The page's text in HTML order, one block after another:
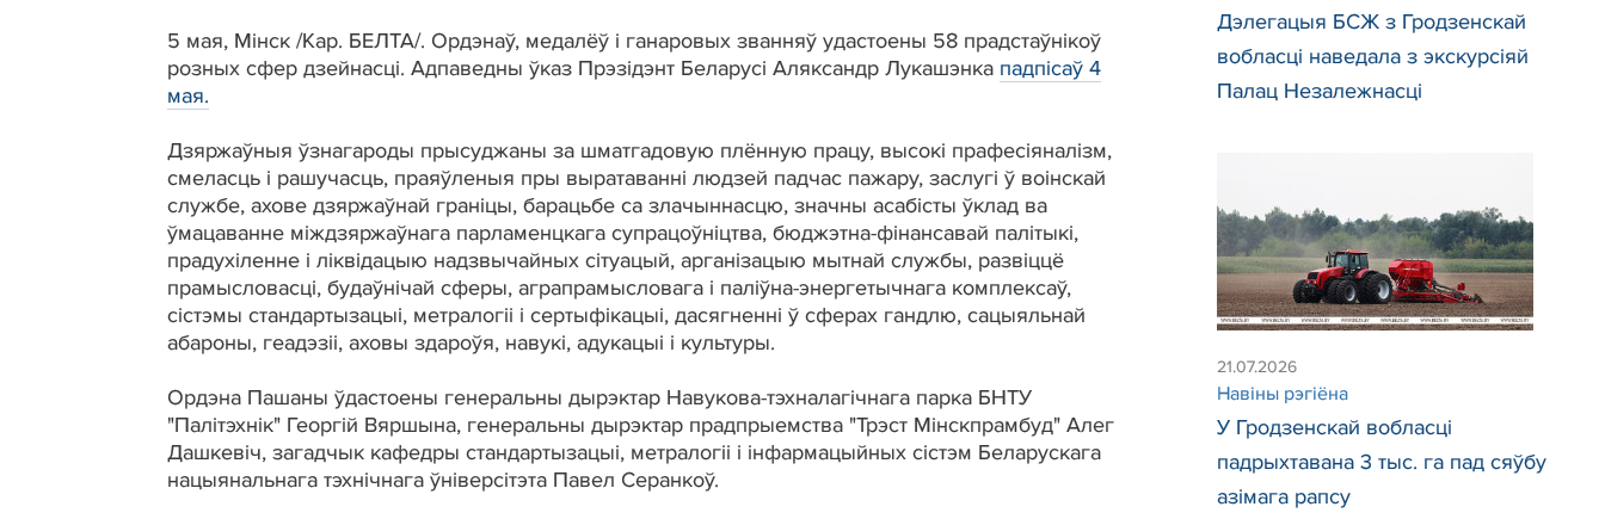
5 мая, Мінск /Кар. БЕЛТА/. Ордэнаў, медалёў і ганаровых званняў удастоены 58 прадстаўнікоў
розных сфер дзейнасці. Адпаведны ўказ Прэзідэнт Беларусі Аляксандр Лукашэнка падпісаў 4
мая.
Дзяржаўныя ўзнагароды прысуджаны за шматгадовую плённую працу, высокі прафесіяналізм,
смеласць і рашучасць, праяўленыя пры выратаванні людзей падчас пажару, заслугі ў воінскай
службе, ахове дзяржаўнай граніцы, барацьбе са злачыннасцю, значны асабісты ўклад ва
ўмацаванне міждзяржаўнага парламенцкага супрацоўніцтва, бюджэтна-фінансавай палітыкі,
прадухіленне і ліквідацыю надзвычайных сітуацый, арганізацыю мытнай службы, развіццё
прамысловасці, будаўнічай сферы, аграпрамысловага і паліўна-энергетычнага комплексаў,
сістэмы стандартызацыі, метралогіі і сертыфікацыі, дасягненні ў сферах гандлю, сацыяльнай
абароны, геадэзіі, аховы здароўя, навукі, адукацыі і культуры.
Ордэна Пашаны ўдастоены генеральны дырэктар Навукова-тэхналагічнага парка БНТУ
"Палітэхнік" Георгій Вяршына, генеральны дырэктар прадпрыемства "Трэст Мінскпрамбуд" Алег
Дашкевіч, загадчык кафедры стандартызацыі, метралогіі і інфармацыйных сістэм Беларускага
нацыянальнага тэхнічнага ўніверсітэта Павел Серанкоў.
Дэлегацыя БСЖ з Гродзенскай
вобласці наведала з экскурсіяй
Палац Незалежнасці
21.07.2026
Навiны рэгiёна
У Гродзенскай вобласці
падрыхтавана 3 тыс. га пад сяўбу
азімага рапсу